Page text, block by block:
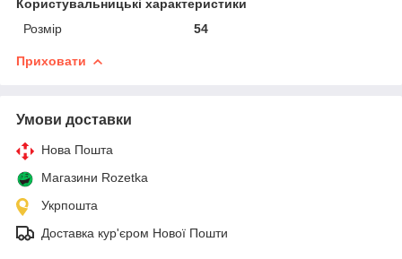
Користувальницькі характеристики
Розмір
54
Приховати
Умови доставки
Нова Пошта
Магазини Rozetka
Укрпошта
Доставка кур'єром Нової Пошти